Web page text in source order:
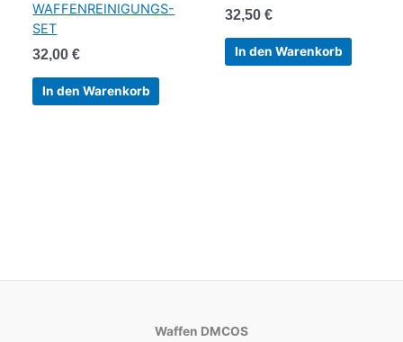
WAFFENREINIGUNGS-
SET
32,00€
In den Warenkorb
32,50€
In den Warenkorb
Waffen DMCOS